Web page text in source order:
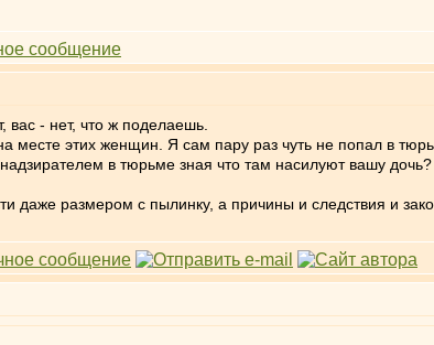
- нет, что ж поделаешь.
месте этих женщин. Я сам пару раз чуть не попал в
в тюрьме зная что там насилуют вашу дочь?
даже размером с пылинку, а причины и следствия и